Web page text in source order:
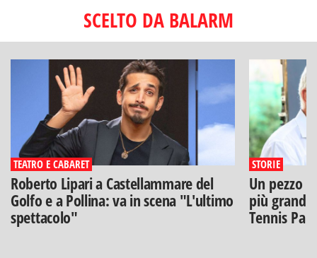
SCELTO DA BALARM
TEATRO E CABARET
Roberto Lipari a Castellammare del
Golfo e a Pollina: va in scena "L'ultimo
spettacolo"
STORIE
Un pezzo
più
Tennis